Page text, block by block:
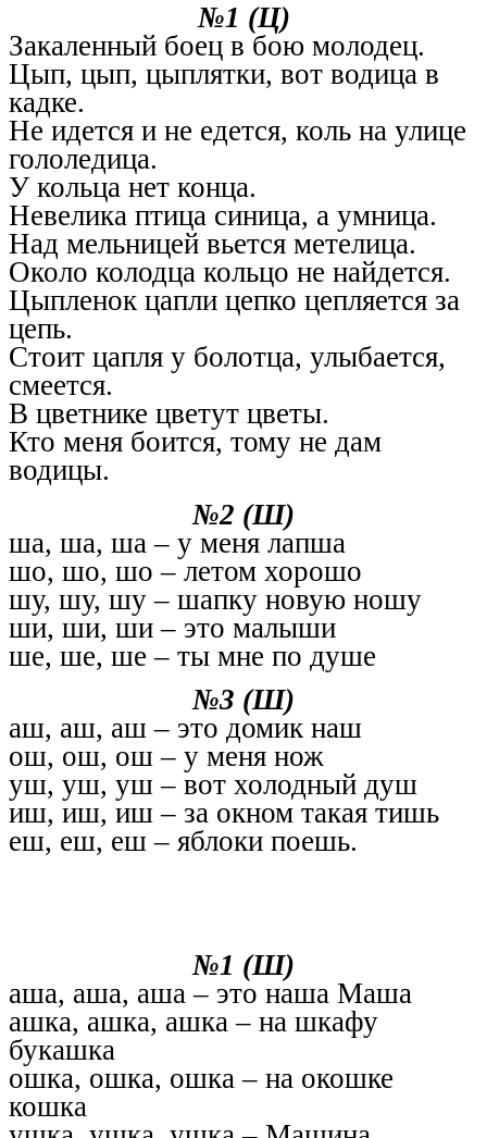
№1 (Ц)
Закаленный боец в бою молодец.
Цып, цып, цыплятки, вот водица в
кадке.
Не идется и не едется, коль на улице
гололедица.
У кольца нет конца.
Невелика птица синица, а умница.
Над мельницей вьется метелица.
Около колодца кольцо не найдется.
Цыпленок цапли цепко цепляется за
цепь.
Стоит цапля у болотца, улыбается,
смеется.
В цветнике цветут цветы.
Кто меня боится, тому не дам
водицы.
№2 (Ш)
ша, ша, ша – у меня лапша
шо, шо, шо – летом хорошо
шу, шу, шу – шапку новую ношу
ши, ши, ши – это малыши
ше, ше, ше – ты мне по душе
№3 (Ш)
аш, аш, аш – это домик наш
ош, ош, ош – у меня нож
уш, уш, уш – вот холодный душ
иш, иш, иш – за окном такая тишь
еш, еш, еш – яблоки поешь.
№1 (Ш)
аша, аша, аша – это наша Маша
ашка, ашка, ашка – на шкафу
букашка
ошка, ошка, ошка – на окошке
кошка